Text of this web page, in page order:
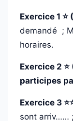
Exercice 1
demandé ;
horaires.
Exercice 2
participes
Exercice 3
sont arriv……